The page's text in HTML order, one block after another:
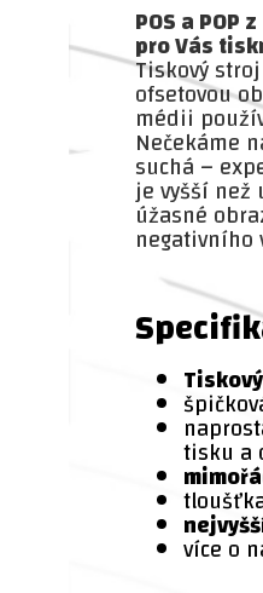
POS a POP z
pro Vás
Tiskový
ofsetovou
médii
Nečekáme
suchá –
je vyšší než
úžasné
tisku a
více o